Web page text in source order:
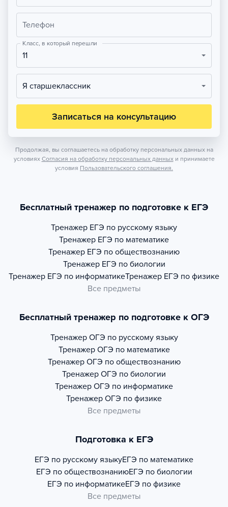
Телефон
Класс, в который перешли
11
Я старшеклассник
Записаться на консультацию
Продолжая, вы соглашаетесь на обработку персональных данных на
условиях Согласия на обработку персональных данных и принимаете
условия Пользовательского соглашения.
Бесплатный тренажер по подготовке к ЕГЭ
Тренажер ЕГЭ по русскому языку
Тренажер ЕГЭ по математике
Тренажер ЕГЭ по обществознанию
Тренажер ЕГЭ по биологии
Тренажер ЕГЭ по информатикеТренажер ЕГЭ по физике
Все предметы
Бесплатный тренажер по подготовке к ОГЭ
Тренажер ОГЭ по русскому языку
Тренажер ОГЭ по математике
Тренажер ОГЭ по обществознанию
Тренажер ОГЭ по биологии
Тренажер ОГЭ по информатике
Тренажер ОГЭ по физике
Все предметы
Подготовка к ЕГЭ
ЕГЭ по русскому языкуЕГЭ по математике
ЕГЭ по обществознаниюЕГЭ по биологии
ЕГЭ по информатикеЕГЭ по физике
Все предметы